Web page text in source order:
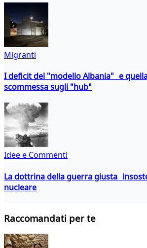
Migranti
I deficit del "modello Albania" e
scommessa sugli "hub"
Idee e Commenti
La dottrina della guerra giusta
nucleare
Raccomandati per te